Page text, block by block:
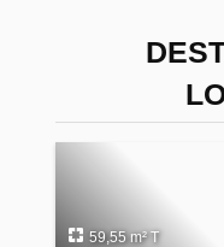
59,55 m² T